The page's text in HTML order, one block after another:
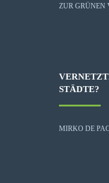
ZUR GRÜNEN
STÄDTE?
MIRKO DE